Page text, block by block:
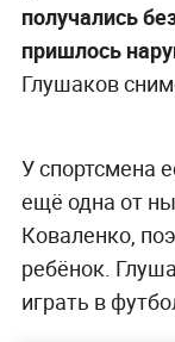
получались
пришлось
Глушаков
У спортсмена
ещё одна от
Коваленко,
ребёнок.
играть в